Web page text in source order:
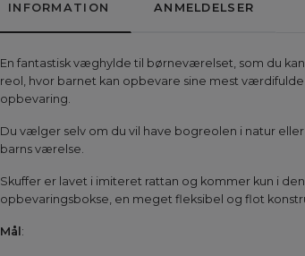
INFORMATION ANMELDELSER
En fantastisk væghylde til børneværelset, som du
reol, hvor barnet kan opbevare sine mest
opbevaring.
Du vælger selv om du vil have bogreolen i natur
barns værelse.
Skuffer er lavet i imiteret rattan og kommer kun i
opbevaringsbokse, en meget fleksibel og flot
Mål :